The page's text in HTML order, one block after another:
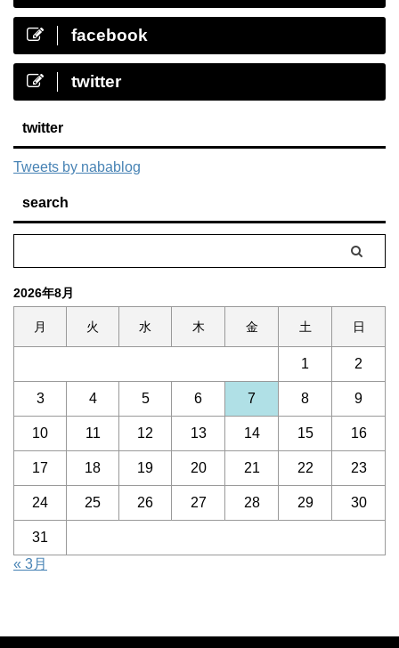
facebook
twitter
twitter
Tweets by nabablog
search
2026年8月
月 火 水 木 金 土 日
1 2
3 4 5 6 7 8 9
10 11 12 13 14 15 16
17 18 19 20 21 22 23
24 25 26 27 28 29 30
31
« 3月